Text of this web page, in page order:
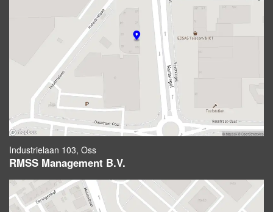
Industrielaan 103, Oss
RMSS Management B.V.